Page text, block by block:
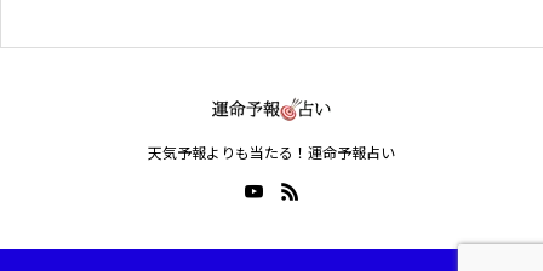
天気予報よりも当たる！運命予報占い